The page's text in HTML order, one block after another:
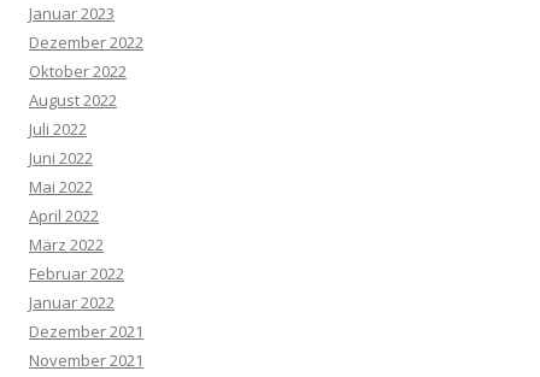
Januar 2023
Dezember 2022
Oktober 2022
August 2022
Juli 2022
Juni 2022
Mai 2022
April 2022
März 2022
Februar 2022
Januar 2022
Dezember 2021
November 2021